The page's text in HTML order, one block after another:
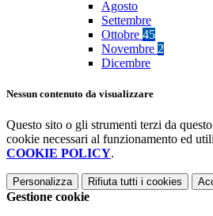
Agosto
Settembre
Ottobre 45
Novembre 2
Dicembre
Nessun contenuto da visualizzare
Questo sito o gli strumenti terzi da
cookie necessari al funzionamento ed
COOKIE POLICY.
Personalizza Rifiuta tutti i cookies
Gestione cookie